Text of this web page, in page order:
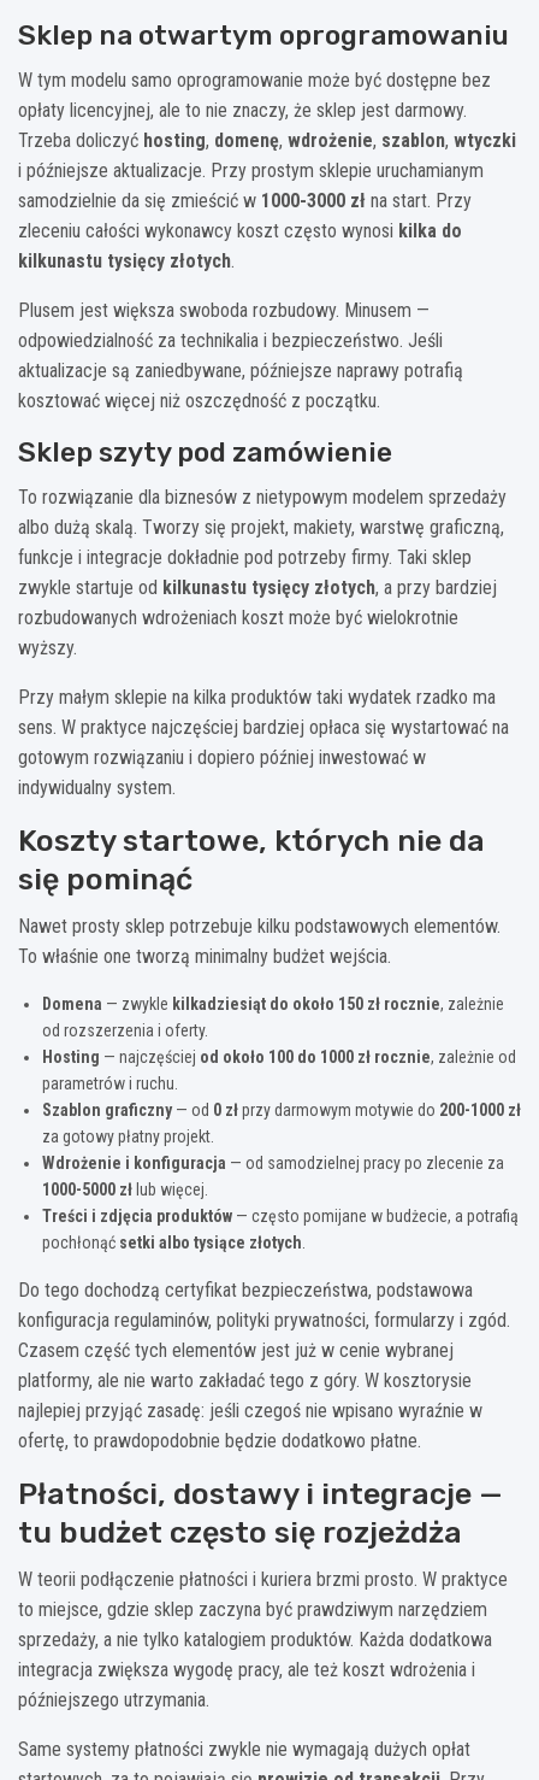
Sklep na otwartym oprogramowaniu
W tym modelu samo oprogramowanie może być dostępne bez
opłaty licencyjnej, ale to nie znaczy, że sklep jest darmowy.
Trzeba doliczyć hosting, domenę, wdrożenie, szablon, wtyczki
i późniejsze aktualizacje. Przy prostym sklepie uruchamianym
samodzielnie da się zmieścić w 1000-3000 zł na start. Przy
zleceniu całości wykonawcy koszt często wynosi kilka do
kilkunastu tysięcy złotych.
Plusem jest większa swoboda rozbudowy. Minusem —
odpowiedzialność za technikalia i bezpieczeństwo. Jeśli
aktualizacje są zaniedbywane, późniejsze naprawy potrafią
kosztować więcej niż oszczędność z początku.
Sklep szyty pod zamówienie
To rozwiązanie dla biznesów z nietypowym modelem sprzedaży
albo dużą skalą. Tworzy się projekt, makiety, warstwę graficzną,
funkcje i integracje dokładnie pod potrzeby firmy. Taki sklep
zwykle startuje od kilkunastu tysięcy złotych, a przy bardziej
rozbudowanych wdrożeniach koszt może być wielokrotnie
wyższy.
Przy małym sklepie na kilka produktów taki wydatek rzadko ma
sens. W praktyce najczęściej bardziej opłaca się wystartować na
gotowym rozwiązaniu i dopiero później inwestować w
indywidualny system.
Koszty startowe, których nie da
się pominąć
Nawet prosty sklep potrzebuje kilku podstawowych elementów.
To właśnie one tworzą minimalny budżet wejścia.
Domena — zwykle kilkadziesiąt do około 150 zł rocznie, zależnie
od rozszerzenia i oferty.
Hosting — najczęściej od około 100 do 1000 zł rocznie, zależnie od
parametrów i ruchu.
Szablon graficzny— od 0 złprzy darmowym motywie do 200-1000 zł
za gotowy płatny projekt.
Wdrożenie i konfiguracja — od samodzielnej pracy po zlecenie za
1000-5000 zł lub więcej.
Treści i zdjęcia produktów — często pomijane w budżecie, a potrafią
pochłonąć setki albo tysiące złotych
Do tego dochodzą certyfikat bezpieczeństwa, podstawowa
konfiguracja regulaminów, polityki prywatności, formularzy i zgód.
Czasem część tych elementów jest już w cenie wybranej
platformy, ale nie warto zakładać tego z góry. W kosztorysie
najlepiej przyjąć zasadę: jeśli czegoś nie wpisano wyraźnie w
ofertę, to prawdopodobnie będzie dodatkowo płatne.
Płatności, dostawy i integracje —
tu budżet często się rozjeżdża
W teorii podłączenie płatności i kuriera brzmi prosto. W praktyce
to miejsce, gdzie sklep zaczyna być prawdziwym narzędziem
sprzedaży, a nie tylko katalogiem produktów. Każda dodatkowa
integracja zwiększa wygodę pracy, ale też koszt wdrożenia i
późniejszego utrzymania.
Same systemy płatności zwykle nie wymagają dużych opłat